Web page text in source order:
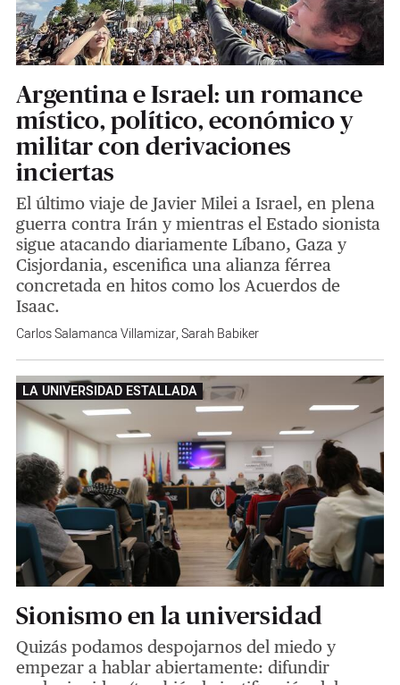
Argentina e Israel: un romance
místico, político, económico y
militar con derivaciones
inciertas
El último viaje de Javier Milei a Israel, en plena
guerra contra Irán y mientras el Estado sionista
sigue atacando diariamente Líbano, Gaza y
Cisjordania, escenifica una alianza férrea
concretada en hitos como los Acuerdos de
Isaac.
Carlos Salamanca Villamizar,Sarah Babiker
LA UNIVERSIDAD ESTALLADA
Sionismo en la universidad
Quizás podamos despojarnos del miedo y
empezar a hablar abiertamente: difundir